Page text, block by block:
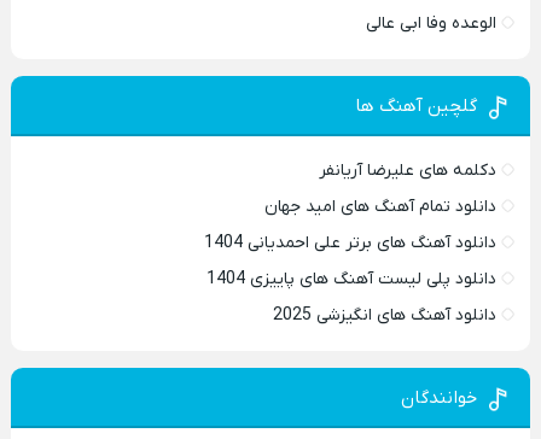
الوعده وفا ابی عالی
گلچین آهنگ ها
دکلمه های علیرضا آریانفر
دانلود تمام آهنگ های امید جهان
دانلود آهنگ های برتر علی احمدیانی 1404
دانلود پلی لیست آهنگ های پاییزی 1404
دانلود آهنگ های انگیزشی 2025
خوانندگان